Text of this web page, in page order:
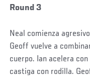
Round 3
Neal comienza
Geoff vuelve a
cuerpo. Ian acelera
castiga con rodilla.